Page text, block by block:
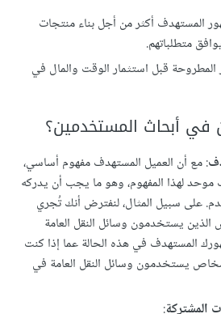
المستهدف أكثر من أجل بناء منتجات
متطلباتهم.
المطروحة قبل استثمار الوقت والمال في
أبحاث المستخدمين؟
: مع أن العميل المستهدف مفهوم أساسي،
موحد لهذا المفهوم، وهو ما يجب أن يدركه
على سبيل المثال، لنفترض أنك تُجري
يستخدمون وسائل النقل العامة
المستهدف في هذه الحالة عما إذا كنت
يستخدمون وسائل النقل العامة في
المشتركة: